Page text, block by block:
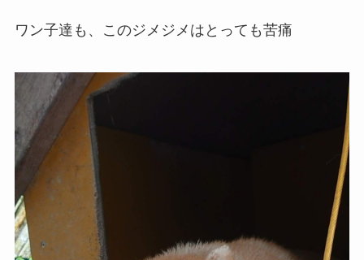
ワン子達も、このジメジメはとっても苦痛